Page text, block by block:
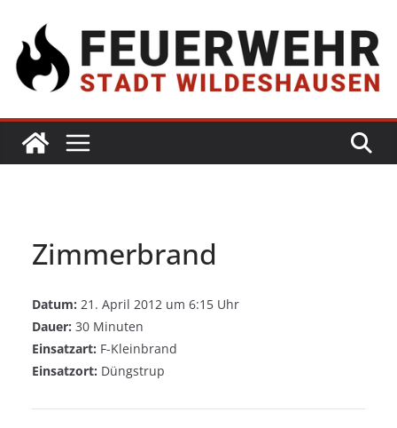
Zimmerbrand
Datum: 21. April 2012 um 6:15 Uhr
Dauer: 30 Minuten
Einsatzart: F-Kleinbrand
Einsatzort: Düngstrup